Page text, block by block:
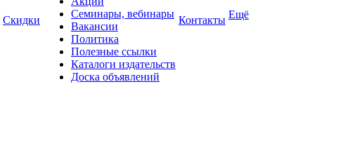
Скидки
Семинары, вебинары
Вакансии
Политика
Полезные ссылки
Каталоги издательств
Доска объявлений
Контакты Ещё